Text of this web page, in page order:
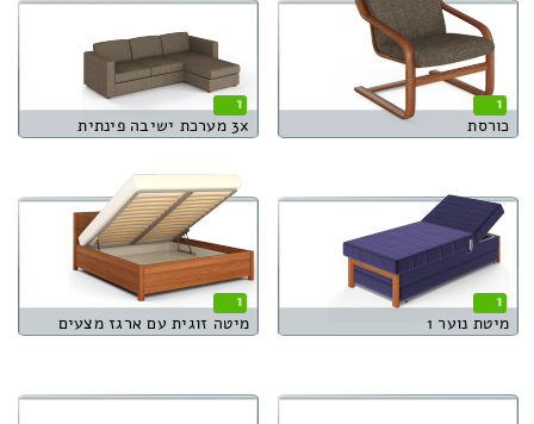
1
כורסת
1
3x מערכת ישיבה פינתית
1
מיטת נוער 1
1
מיטה זוגית עם ארגז מצעים